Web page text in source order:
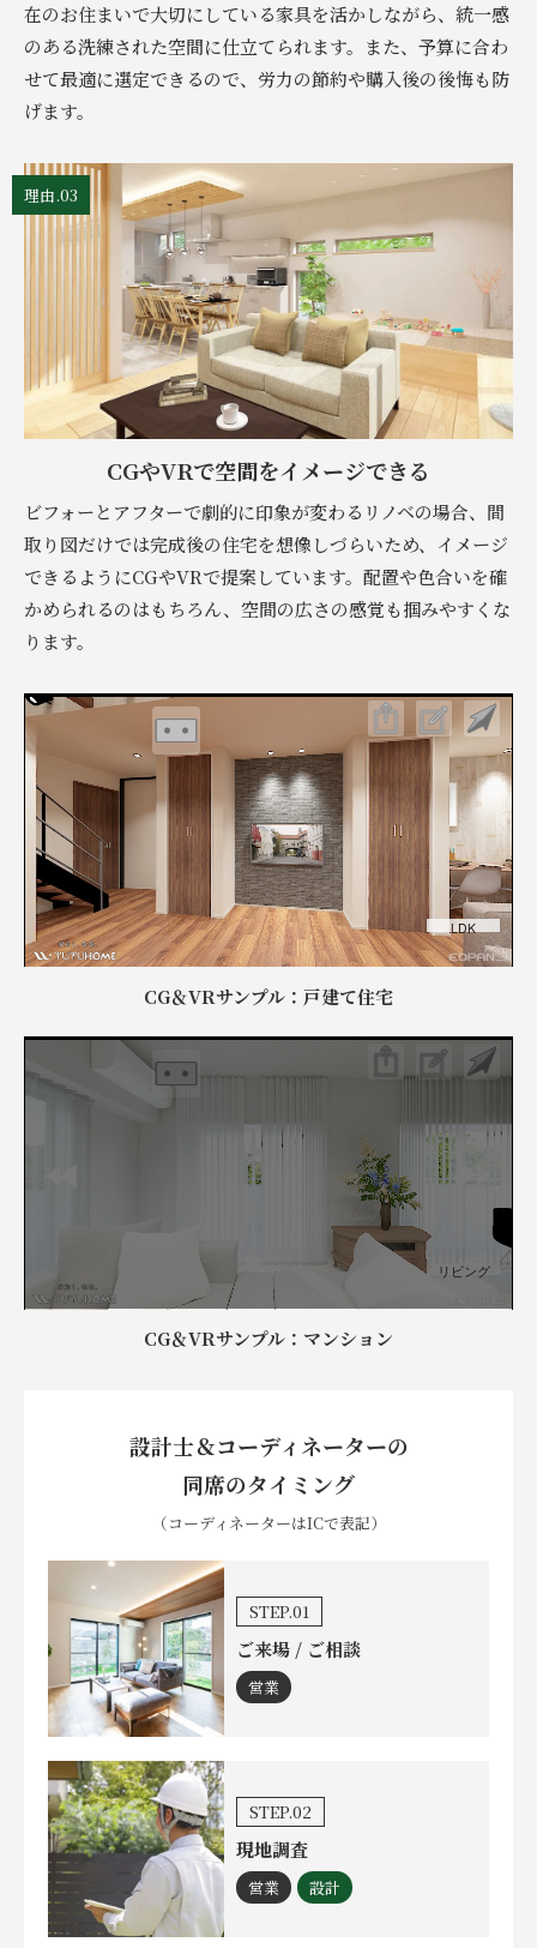
在のお住まいで大切にしている家具を活かしながら、統一感
のある洗練された空間に仕立てられます。また、予算に合わ
せて最適に選定できるので、労力の節約や購入後の後悔も防
げます。
理由.03
CGやVRで空間をイメージできる
ビフォーとアフターで劇的に印象が変わるリノベの場合、間
取り図だけでは完成後の住宅を想像しづらいため、イメージ
できるようにCGやVRで提案しています。配置や色合いを確
かめられるのはもちろん、空間の広さの感覚も掴みやすくな
ります。
CG＆VRサンプル：戸建て住宅
CG＆VRサンプル：マンション
設計士＆コーディネーターの
同席のタイミング
（コーディネーターはICで表記）
STEP.01
ご来場 / ご相談
営業
STEP.02
現地調査
営業 設計